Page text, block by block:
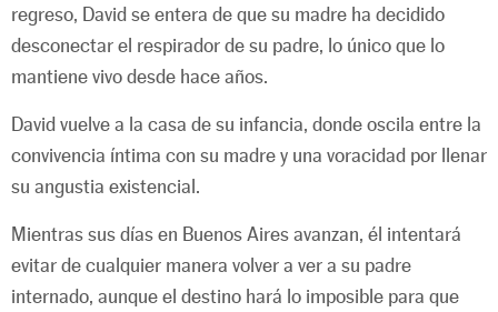
regreso, David se entera de que su madre ha decidido
desconectar el respirador de su padre, lo único que lo
mantiene vivo desde hace años.
David vuelve a la casa de su infancia, donde oscila entre la
convivencia íntima con su madre y una voracidad por llenar
su angustia existencial.
Mientras sus días en Buenos Aires avanzan, él intentará
evitar de cualquier manera volver a ver a su padre
internado, aunque el destino hará lo imposible para que